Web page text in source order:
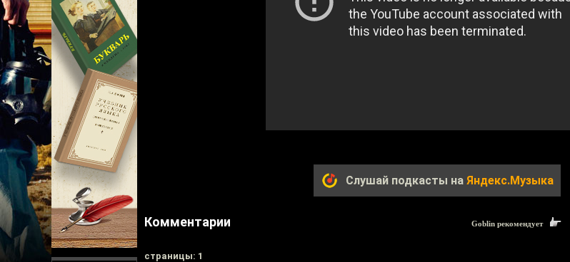
Слушай подкасты на Яндекс.Музыка
Комментарии Goblin рекомендует
cтраницы: 1